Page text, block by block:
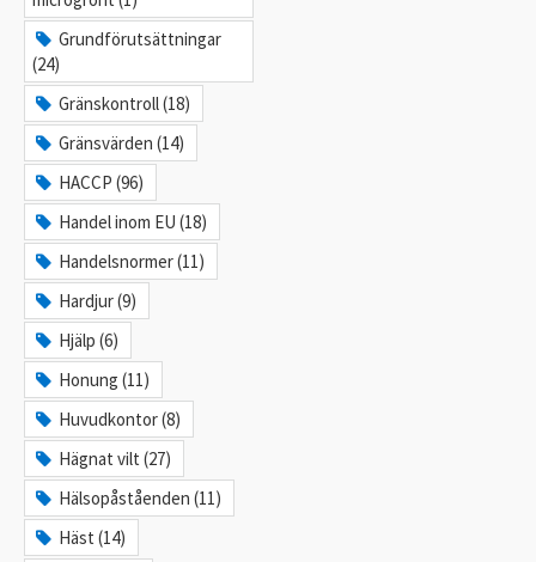
Grundförutsättningar
(24)
Gränskontroll (18)
Gränsvärden (14)
HACCP (96)
Handel inom EU (18)
Handelsnormer (11)
Hardjur (9)
Hjälp (6)
Honung (11)
Huvudkontor (8)
Hägnat vilt (27)
Hälsopåståenden (11)
Häst (14)